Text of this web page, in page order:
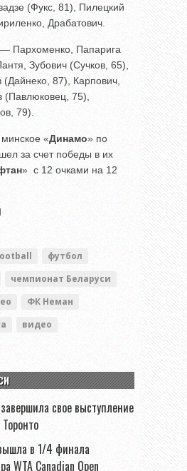
(Фукс, 81), Пилецкий
Драбатович.
Пархоменко, Папарига
Зубович (Сучков, 65),
87), Карпович,
(Павлюковец, 75),
79).
«Динамо» по
за счет победы в их
» с 12 очками на 12
футбол
чемпионат Беларуси
ФК Неман
видео
свое выступление
в 1/4 финала
WTA Canadian Open